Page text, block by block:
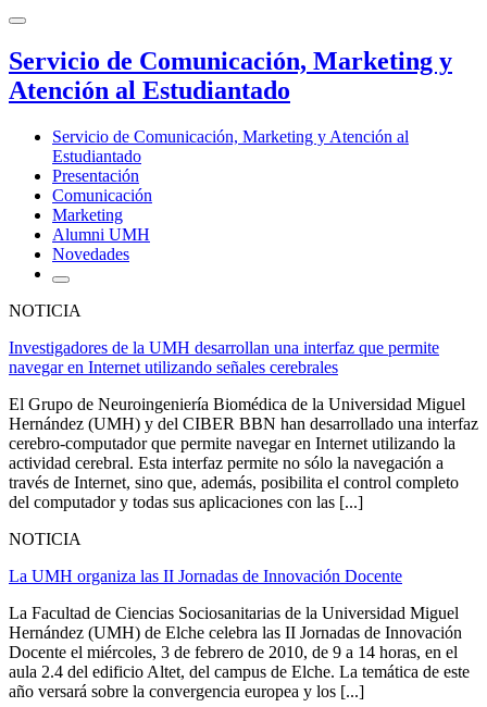
Servicio de Comunicación, Marketing y
Atención al Estudiantado
Servicio de Comunicación, Marketing y Atención al
Estudiantado
Presentación
Comunicación
Marketing
Alumni UMH
Novedades
NOTICIA
Investigadores de la UMH desarrollan una interfaz que permite
navegar en Internet utilizando señales cerebrales
El Grupo de Neuroingeniería Biomédica de la Universidad Miguel
Hernández (UMH) y del CIBER BBN han desarrollado una interfaz
cerebro-computador que permite navegar en Internet utilizando la
actividad cerebral. Esta interfaz permite no sólo la navegación a
través de Internet, sino que, además, posibilita el control completo
del computador y todas sus aplicaciones con las [...]
NOTICIA
La UMH organiza las II Jornadas de Innovación Docente
La Facultad de Ciencias Sociosanitarias de la Universidad Miguel
Hernández (UMH) de Elche celebra las II Jornadas de Innovación
Docente el miércoles, 3 de febrero de 2010, de 9 a 14 horas, en el
aula 2.4 del edificio Altet, del campus de Elche. La temática de este
año versará sobre la convergencia europea y los [...]